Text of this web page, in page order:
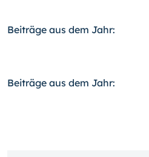
Beiträge aus dem Jahr:
Beiträge aus dem Jahr: